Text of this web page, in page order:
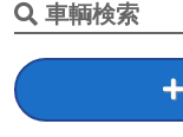
車輌検索